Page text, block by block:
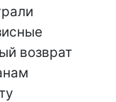
возврат